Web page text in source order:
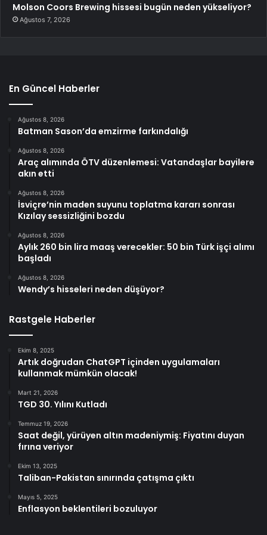
Molson Coors Brewing hissesi bugün neden yükseliyor?
Ağustos 7, 2026
En Güncel Haberler
Ağustos 8, 2026
Batman Sason’da emzirme farkındalığı
Ağustos 8, 2026
Araç alımında ÖTV düzenlemesi: Vatandaşlar bayilere
akın etti
Ağustos 8, 2026
İsviçre’nin maden suyunu toplatma kararı sonrası
Kızılay sessizliğini bozdu
Ağustos 8, 2026
Aylık 260 bin lira maaş verecekler: 50 bin Türk işçi alımı
başladı
Ağustos 8, 2026
Wendy’s hisseleri neden düşüyor?
Rastgele Haberler
Ekim 8, 2025
Artık doğrudan ChatGPT içinden uygulamaları
kullanmak mümkün olacak!
Mart 21, 2026
TGD 30. Yılını Kutladı
Temmuz 19, 2026
Saat değil, yürüyen altın madeniymiş: Fiyatını duyan
fırına veriyor
Ekim 13, 2025
Taliban-Pakistan sınırında çatışma çıktı
Mayıs 5, 2025
Enflasyon beklentileri bozuluyor